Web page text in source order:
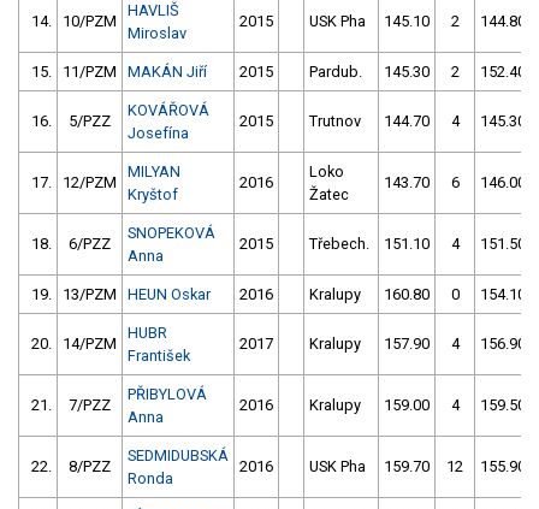
14. 10/PZM
HAVLIŠ
Miroslav
2015 USK Pha 145.10 2 144.80
15. 11/PZM MAKÁN Jiří 2015 Pardub. 145.30 2 152.40
16. 5/PZZ
KOVÁŘOVÁ
Josefína
2015 Trutnov 144.70 4 145.30
17. 12/PZM
MILYAN
Kryštof
2016
Loko
Žatec
143.70 6 146.00
18. 6/PZZ
SNOPEKOVÁ
Anna
2015 Třebech. 151.10 4 151.50
19. 13/PZM HEUN Oskar 2016 Kralupy 160.80 0 154.10
20. 14/PZM
HUBR
František
2017 Kralupy 157.90 4 156.90
21. 7/PZZ
PŘIBYLOVÁ
Anna
2016 Kralupy 159.00 4 159.50
22. 8/PZZ
SEDMIDUBSKÁ
Ronda
2016 USK Pha 159.70 12 155.90